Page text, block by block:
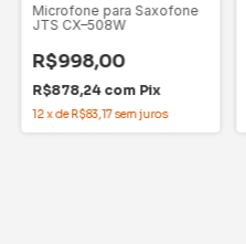
Microfone para Saxofone
JTS CX–508W
R$998,00
R$878,24 com Pix
12xde R$83,17sem juros